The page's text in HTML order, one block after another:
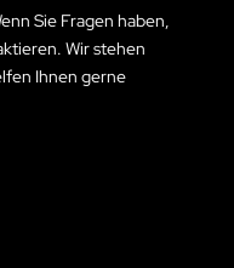
Sie Fragen haben,
Wir stehen
Ihnen gerne